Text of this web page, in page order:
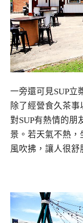
一旁還可見SUP立
除了經營食久茶
對SUP有熱情的朋
景。若天氣不熱
風吹拂，讓人很舒